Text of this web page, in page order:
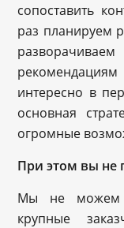
сопоставить
раз планируем
интересно в
основная
огромные
При этом вы не
Мы не можем
крупные